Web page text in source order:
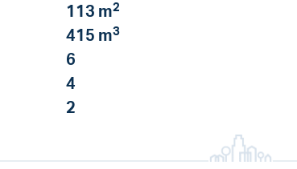
113 m2
415 m3
6
4
2